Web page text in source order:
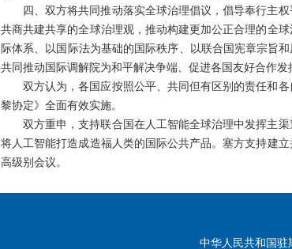
四、双方将共同推动落实全球治理倡议，倡导奉行主
共商共建共享的全球治理观，推动构建更加公正合理的全
际体系、以国际法为基础的国际秩序、以联合国宪章宗旨
共同推动国际调解院为和平解决争端、促进各国友好合作发
双方认为，各国应按照公平、共同但有区别的责任和
黎协定》全面有效实施。
双方重申，支持联合国在人工智能全球治理中发挥主
将人工智能打造成造福人类的国际公共产品。塞方支持建
高级别会议。
中华人民共和国驻